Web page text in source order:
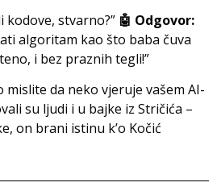
kodove, stvarno?” 🤖 Odgovor:
algoritam kao što baba čuva
i bez praznih tegli!”
mislite da neko vjeruje vašem AI-
su ljudi i u bajke iz Stričića –
on brani istinu k’o Kočić